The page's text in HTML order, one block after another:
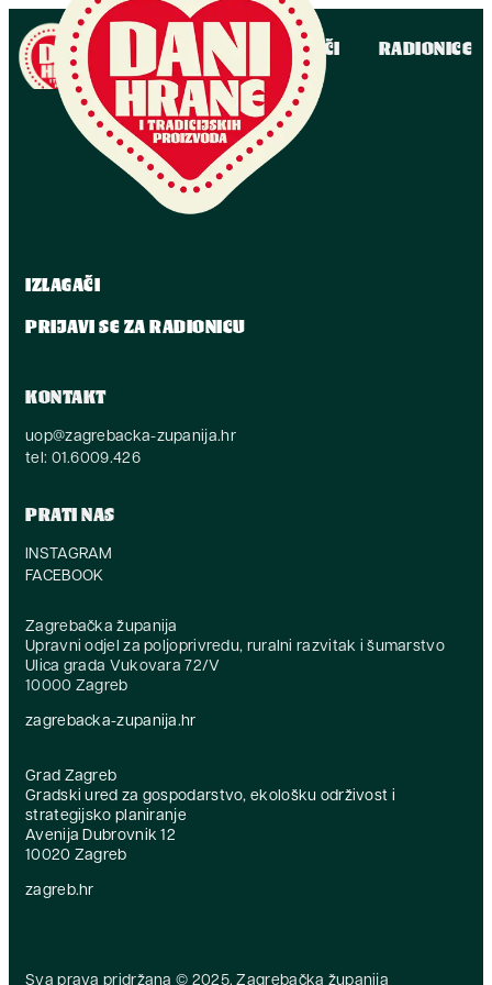
IZLAGAČI RADIONICE
IZLAGAČI
PRIJAVI SE ZA RADIONICU
KONTAKT
uop@zagrebacka-zupanija.hr
tel: 01.6009.426
PRATI NAS
INSTAGRAM
FACEBOOK
Zagrebačka županija
Upravni odjel za poljoprivredu, ruralni razvitak i šumarstvo
Ulica grada Vukovara 72/V
10000 Zagreb
zagrebacka-zupanija.hr
Grad Zagreb
Gradski ured za gospodarstvo, ekološku održivost i
strategijsko planiranje
Avenija Dubrovnik 12
10020 Zagreb
zagreb.hr
Sva prava pridržana © 2025. Zagrebačka županija